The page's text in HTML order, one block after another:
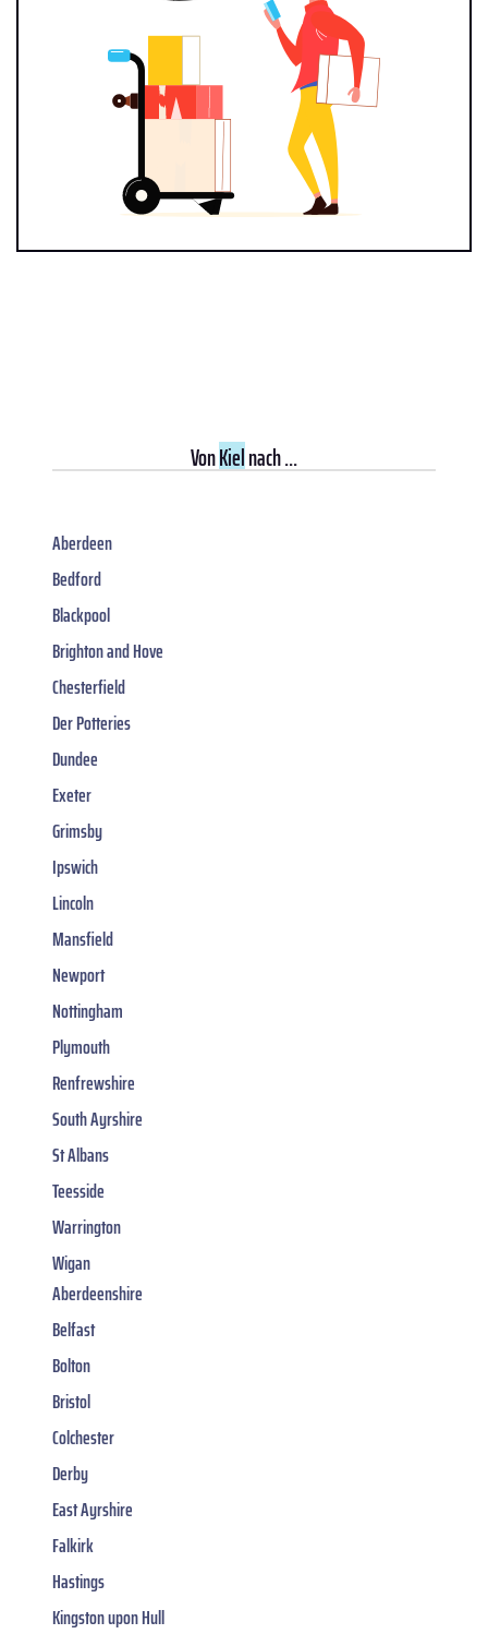
VonKielnach ...
Aberdeen
Bedford
Blackpool
Brighton and Hove
Chesterfield
Der Potteries
Dundee
Exeter
Grimsby
Ipswich
Lincoln
Mansfield
Newport
Nottingham
Plymouth
Renfrewshire
South Ayrshire
St Albans
Teesside
Warrington
Wigan
Aberdeenshire
Belfast
Bolton
Bristol
Colchester
Derby
East Ayrshire
Falkirk
Hastings
Kingston upon Hull